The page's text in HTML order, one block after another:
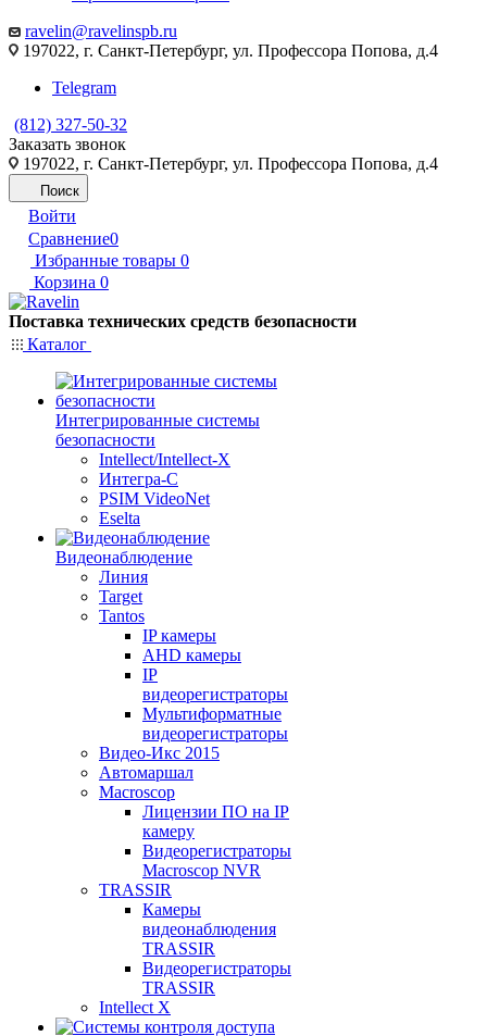
ravelin@ravelinspb.ru
197022, г. Санкт-Петербург, ул. Профессора Попова, д.4
Telegram
(812) 327-50-32
Заказать звонок
197022, г. Санкт-Петербург, ул. Профессора Попова, д.4
Поиск
Войти
Сравнение0
Избранные товары 0
Корзина 0
Поставка технических средств безопасности
Каталог
Интегрированные системы
безопасности
Intellect/Intellect-X
Интегра-С
PSIM VideoNet
Eselta
Видеонаблюдение
Линия
Target
Tantos
IP камеры
AHD камеры
IP
видеорегистраторы
Мультиформатные
видеорегистраторы
Видео-Икс 2015
Автомаршал
Macroscop
Лицензии ПО на IP
камеру
Видеорегистраторы
Macroscop NVR
TRASSIR
Камеры
видеонаблюдения
TRASSIR
Видеорегистраторы
TRASSIR
Intellect X